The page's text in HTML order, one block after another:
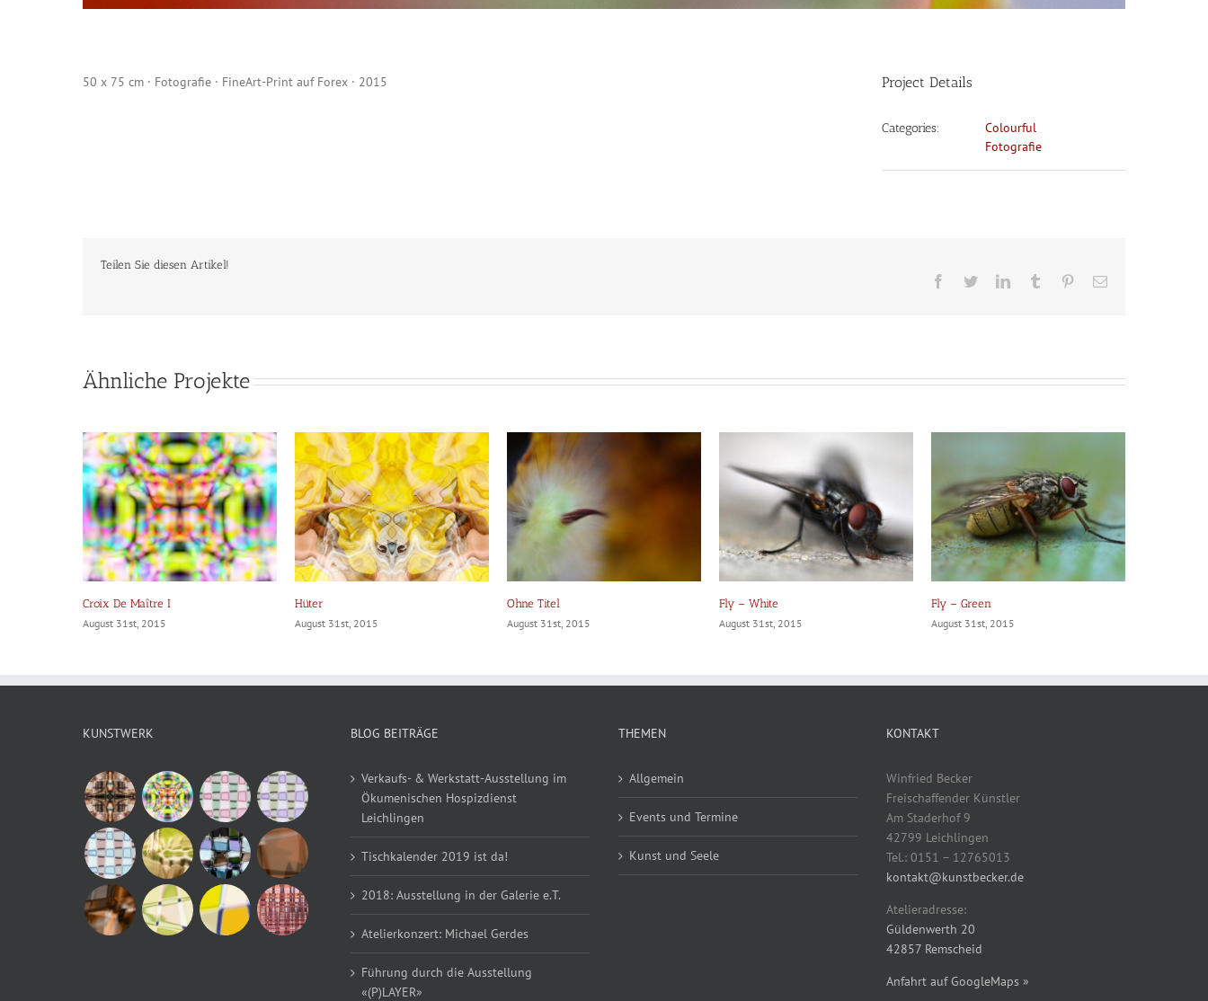
50 x 75 cm · Fotografie · FineArt-Print auf Forex · 2015 Project Details
Categories:
Colourful
Fotografie
Teilen Sie diesen Artikel!
Facebook
TwitterLinkedInTumblr Pinterest
E-
Ähnliche Projekte
Croix De Maître I
August 31st, 2015
Hüter
August 31st, 2015
Ohne Titel
August 31st, 2015
Fly – White
August 31st, 2015
Fly – Green
August 31st, 2015
KUNSTWERK BLOG BEITRÄGE
Verkaufs- & Werkstatt-Ausstellung im
Ökumenischen Hospizdienst
Leichlingen
Tischkalender 2019 ist da!
2018: Ausstellung in der Galerie e.T.
Atelierkonzert: Michael Gerdes
Führung durch die Ausstellung
«(P)LAYER»
THEMEN
Allgemein
Events und Termine
Kunst und Seele
KONTAKT
Winfried Becker
Freischaffender Künstler
Am Staderhof 9
42799 Leichlingen
Tel.: 0151 – 12765013
kontakt@kunstbecker.de
Atelieradresse:
Güldenwerth 20
42857 Remscheid
Anfahrt auf GoogleMaps »